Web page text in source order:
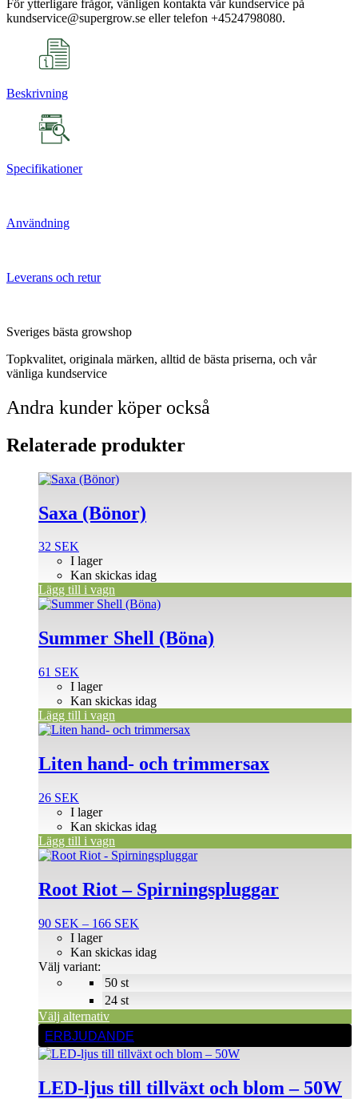
För ytterligare frågor, vänligen kontakta vår kundservice på
kundservice@supergrow.se eller telefon +4524798080.
Beskrivning
Specifikationer
Användning
Leverans och retur
Sveriges bästa growshop
Topkvalitet, originala märken, alltid de bästa priserna, och vår
vänliga kundservice
Andra kunder köper också
Relaterade produkter
Saxa (Bönor)
32 SEK
I lager
Kan skickas idag
Lägg till i vagn
Summer Shell (Böna)
61 SEK
I lager
Kan skickas idag
Lägg till i vagn
Liten hand- och trimmersax
26 SEK
I lager
Kan skickas idag
Lägg till i vagn
Root Riot – Spirningspluggar
90 SEK – 166 SEK
till
50 st
24 st
I lager
Kan skickas idag
Välj variant:
Välj alternativ
Den
produkten
har
varianter.
olika
alternativen
på
produktsidan
ERBJUDANDE
LED-ljus till tillväxt och blom – 50W